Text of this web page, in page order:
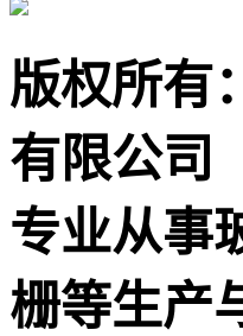
版权所有
有限公司
专业从事
栅等生产